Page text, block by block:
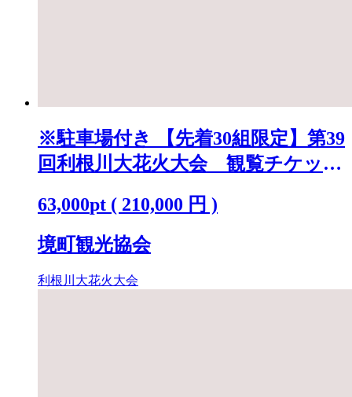
※駐車場付き 【先着30組限定】第39
回利根川大花火大会 観覧チケット
63,000pt ( 210,000 円 )
境町観光協会
利根川大花火大会